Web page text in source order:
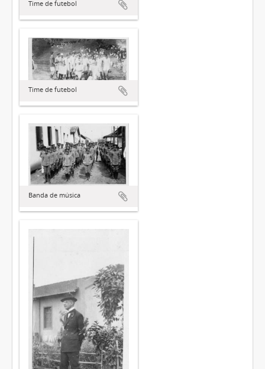
Time de futebol
Time de futebol
Banda de música